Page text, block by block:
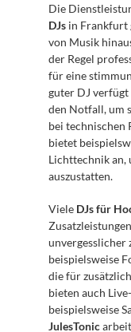
Die
DJs in Frankfurt
von Musik
der Regel
für eine
guter DJ
den Notfall, um
bei technischen
bietet
Lichttechnik an,
auszustatten.
Viele DJs für
unvergesslicher
beispielsweise
die für
bieten auch
JulesTonic